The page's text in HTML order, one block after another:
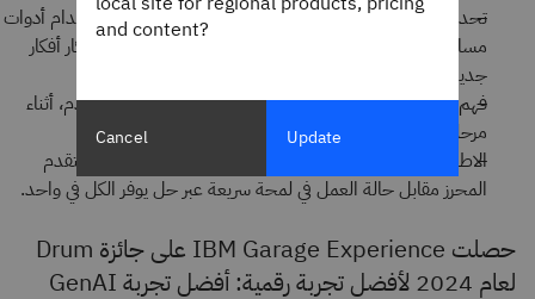
تحديد فرص القيمة في دقائق معدودة، وليس في أيام، باستخدام أدوات
مساعدي الذكاء الاصطناعي التوليدي التي تساعدك على ابتكار أفكار
جديدة لتحسين عملياتك وتعزيز تجربتها.
فهم قيمة برامجك، مقسَّمة حسب مستوى ميزات المستخدم، أثناء
مرحلة التسليم.
الاطلاع على إنتاجية برنامجك، وأدوات الحظر، والسلامة، والتقدم
المحرز مقابل حالة العمل في لمحة سريعة عبر حل يوفر الكل في واحد.
حصلت IBM Garage Experience على جائزة Drum
لعام 2024 لأفضل تجربة رقمية: أفضل تجربة GenAI
and content?
Cancel Update